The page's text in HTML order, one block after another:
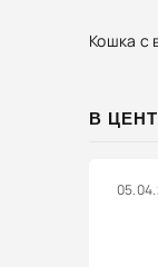
Кошка с
В